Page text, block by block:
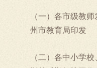
（一）各市级教
州市教育局印发
（二）各中小学